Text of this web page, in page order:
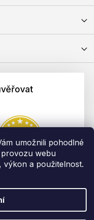
umožnili pohodlné
webu
výkon a použitelnost.